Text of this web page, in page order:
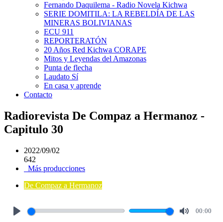
Fernando Daquilema - Radio Novela Kichwa
SERIE DOMITILA: LA REBELDÍA DE LAS
MINERAS BOLIVIANAS
ECU 911
REPORTERATÓN
20 Años Red Kichwa CORAPE
Mitos y Leyendas del Amazonas
Punta de flecha
Laudato Sí
En casa y aprende
Contacto
Radiorevista De Compaz a Hermanoz -
Capitulo 30
2022/09/02
642
Más producciones
De Compaz a Hermanoz
00:00